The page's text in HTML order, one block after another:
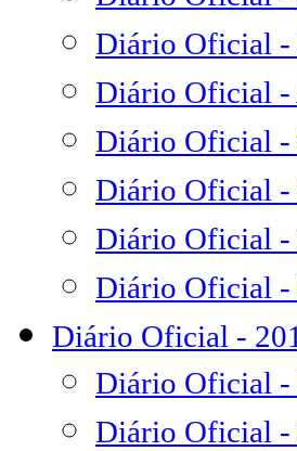
Diário Oficial -
Diário Oficial -
Diário Oficial -
Diário Oficial -
Diário Oficial -
Diário Oficial -
Diário Oficial -
Diário Oficial -
Diário Oficial -